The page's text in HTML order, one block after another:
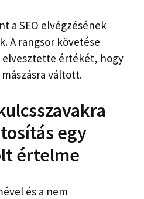
a SEO elvégzésének
A rangsor követése
elvesztette értékét, hogy
váltott.
egy
értelme
és a nem